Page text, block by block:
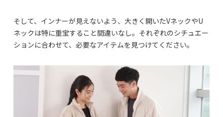
そして、インナーが見えないよう、大きく開いたVネックやU
ネックは特に重宝すること間違いなし。それぞれのシチュエー
ションに合わせて、必要なアイテムを見つけてください。